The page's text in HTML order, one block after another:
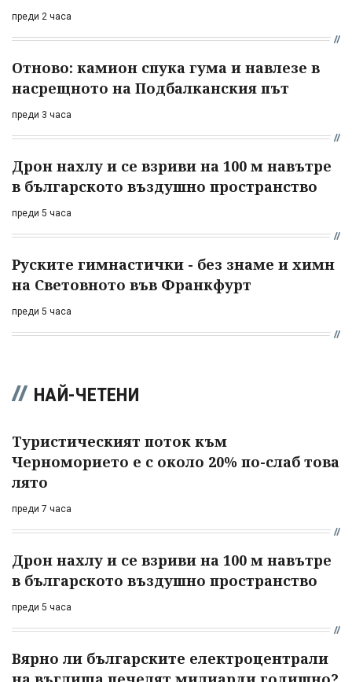
преди 2 часа
Отново: камион спука гума и навлезе в
насрещното на Подбалканския път
преди 3 часа
Дрон нахлу и се взриви на 100 м навътре
в българското въздушно пространство
преди 5 часа
Руските гимнастички - без знаме и химн
на Световното във Франкфурт
преди 5 часа
НАЙ-ЧЕТЕНИ
Туристическият поток към
Черноморието е с около 20% по-слаб това
лято
преди 7 часа
Дрон нахлу и се взриви на 100 м навътре
в българското въздушно пространство
преди 5 часа
Вярно ли българските електроцентрали